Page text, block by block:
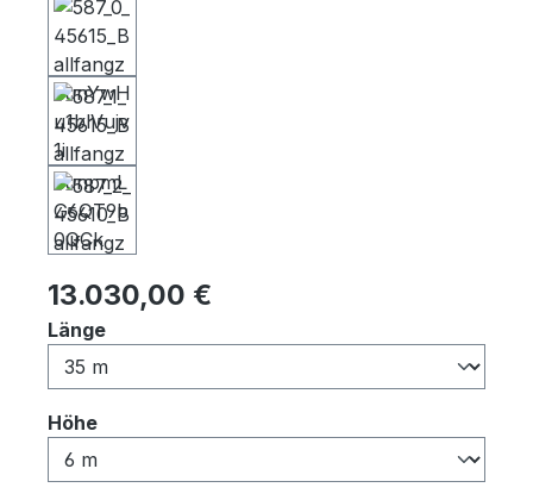
Regulärer Preis:
13.030,00 €
Längeauswählen
Höheauswählen